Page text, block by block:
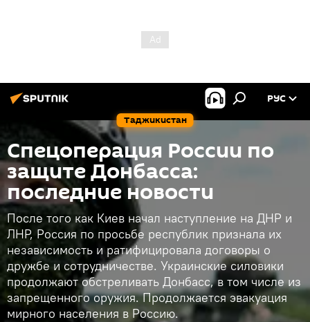
Таджикистан
РУС
Спецоперация России по
защите Донбасса:
последние новости
После того как Киев начал наступление на ДНР и
ЛНР, Россия по просьбе республик признала их
независимость и ратифицировала договоры о
дружбе и сотрудничестве. Украинские силовики
продолжают обстреливать Донбасс, в том числе из
запрещенного оружия. Продолжается эвакуация
мирного населения в Россию.